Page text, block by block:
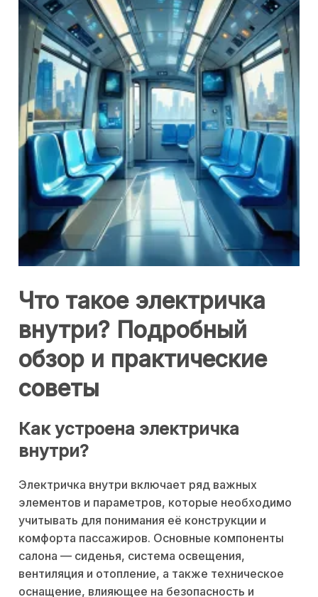
Что такое электричка
внутри? Подробный
обзор и практические
советы
Как устроена электричка
внутри?
Электричка внутри включает ряд важных
элементов и параметров, которые необходимо
учитывать для понимания её конструкции и
комфорта пассажиров. Основные компоненты
салона — сиденья, система освещения,
вентиляция и отопление, а также техническое
оснащение, влияющее на безопасность и